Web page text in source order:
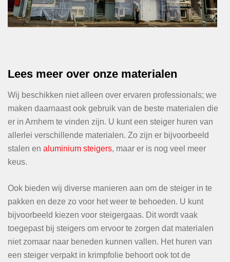
Lees meer over onze materialen
Wij beschikken niet alleen over ervaren professionals; we
maken daarnaast ook gebruik van de beste materialen die
er in Arnhem te vinden zijn. U kunt een steiger huren van
allerlei verschillende materialen. Zo zijn er bijvoorbeeld
stalen en aluminium steigers, maar er is nog veel meer
keus.
Ook bieden wij diverse manieren aan om de steiger in te
pakken en deze zo voor het weer te behoeden. U kunt
bijvoorbeeld kiezen voor steigergaas. Dit wordt vaak
toegepast bij steigers om ervoor te zorgen dat materialen
niet zomaar naar beneden kunnen vallen. Het huren van
een steiger verpakt in krimpfolie behoort ook tot de